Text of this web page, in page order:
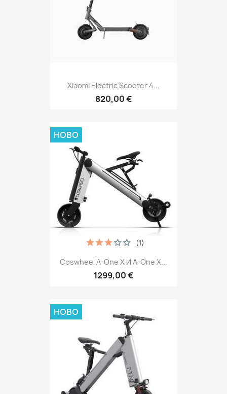
Xiaomi Electric Scooter 4...
820,00 €
Coswheel A-One X И A-One X...
1299,00 €
(1)
НОВО
НОВО